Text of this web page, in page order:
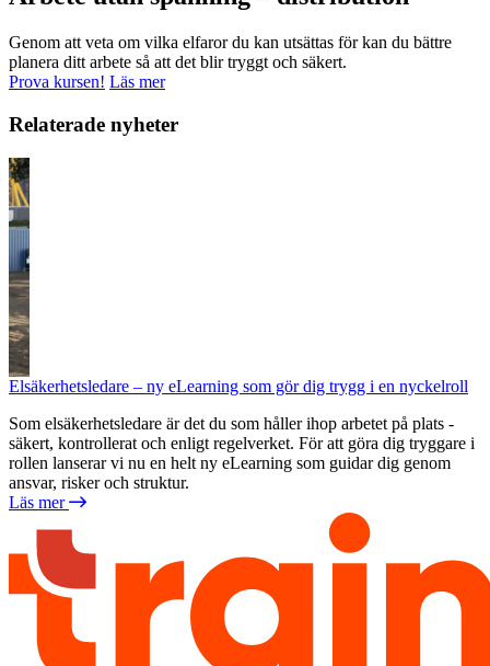
Genom att veta om vilka elfaror du kan utsättas för kan du bättre
planera ditt arbete så att det blir tryggt och säkert.
Prova kursen! Läs mer
Relaterade nyheter
Elsäkerhetsledare – ny eLearning som gör dig trygg i en nyckelroll
Som elsäkerhetsledare är det du som håller ihop arbetet på plats -
säkert, kontrollerat och enligt regelverket. För att göra dig tryggare i
rollen lanserar vi nu en helt ny eLearning som guidar dig genom
ansvar, risker och struktur.
Läs mer